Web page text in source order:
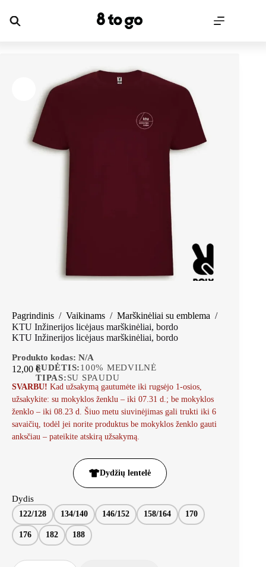
Pagrindinis / Vaikinams / Marškinėliai su emblema /
KTU Inžinerijos licėjaus marškinėliai, bordo
KTU Inžinerijos licėjaus marškinėliai, bordo
Produkto kodas: N/A
SUDĖTIS:100% MEDVILNĖ
TIPAS:SU SPAUDU
12,00 €
SVARBU! Kad užsakymą gautumėte iki rugsėjo 1-osios,
užsakykite: su mokyklos ženklu – iki 07.31 d.; be mokyklos
ženklo – iki 08.23 d. Šiuo metu siuvinėjimas gali trukti iki 6
savaičių, todėl jei norite produktus be mokyklos ženklo gauti
anksčiau – pateikite atskirą užsakymą.
Dydžių lentelė
Dydis
122/128 134/140 146/152 158/164 170
176 182 188